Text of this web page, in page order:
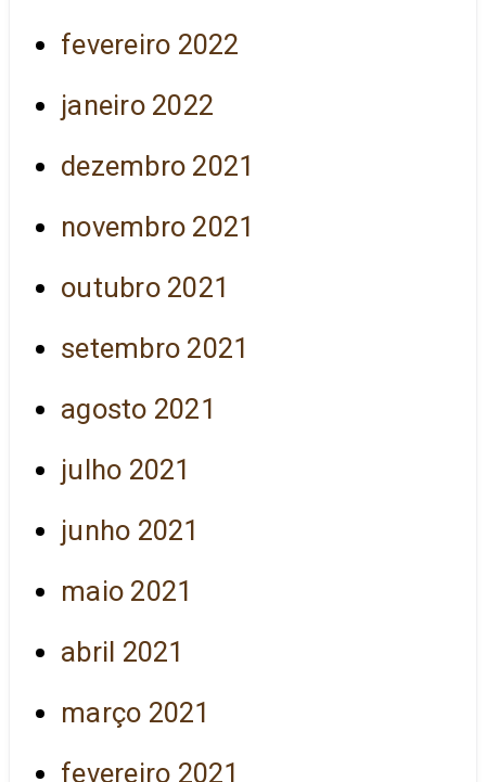
fevereiro 2022
janeiro 2022
dezembro 2021
novembro 2021
outubro 2021
setembro 2021
agosto 2021
julho 2021
junho 2021
maio 2021
abril 2021
março 2021
fevereiro 2021